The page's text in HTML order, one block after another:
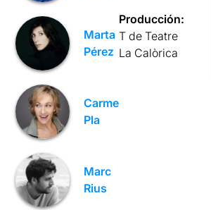
Marta
Pérez
Carme
Pla
Marc
Rius
Producción:
T de Teatre
La Calòrica